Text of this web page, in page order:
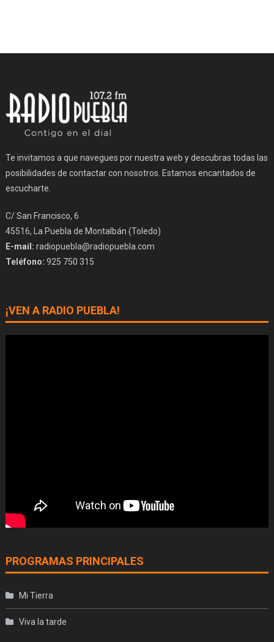
Te invitamos a que navegues por nuestra web y descubras todas las
posibilidades de contactar con nosotros. Estamos encantados de
escucharte.
C/ San Francisco, 6
45516, La Puebla de Montalbán (Toledo)
E-mail: radiopuebla@radiopuebla.com
Teléfono: 925 750 315
¡VEN A RADIO PUEBLA!
PROGRAMAS PRINCIPALES
Mi Tierra
Viva la tarde